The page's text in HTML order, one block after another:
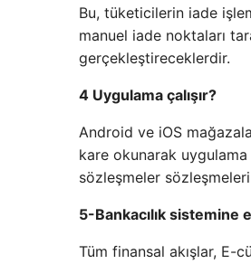
Bu, tüketicilerin iade
manuel iade noktaları
gerçekleştireceklerdir.
4 Uygulama çalışır?
Android ve iOS
kare okunarak
sözleşmeler
5-Bankacılık sistemine
Tüm finansal akışlar, E-